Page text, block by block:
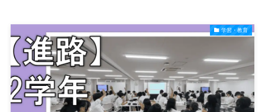
学習・教育